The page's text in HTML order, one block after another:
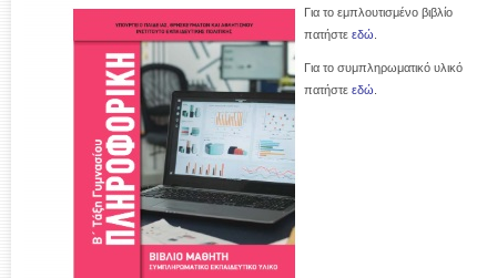
Για το εμπλουτισμένο βιβλίο
πατήστε εδώ
Για το συμπληρωματικό υλικό
πατήστε εδώ